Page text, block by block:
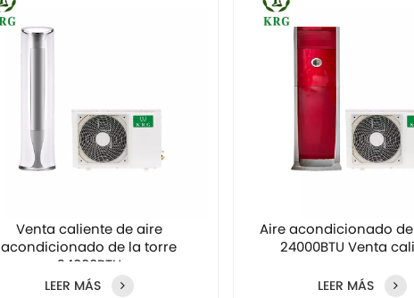
Venta caliente de aire
acondicionado de la torre
24000BTU
LEER MÁS
Aire acondicionado
24000BTU Venta
LEER MÁS